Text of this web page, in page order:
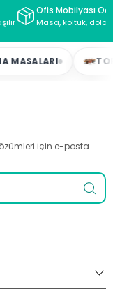
Ofis Mobilyası
Masa, koltuk,
için e-posta